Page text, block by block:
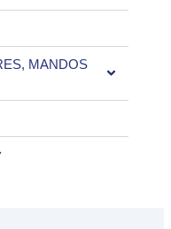
MANDOS